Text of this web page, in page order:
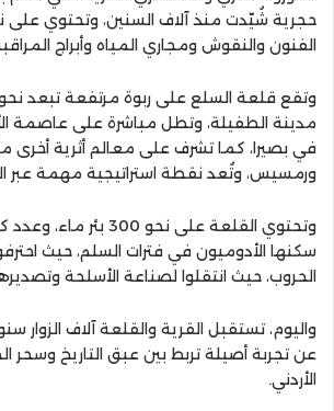
حجرية شُيّدت منذ آلاف السنين، وتحتوي على
الفنون والنقوش ومجاري المياه وأبراج
مدينة الطفيلة، وتطل مباشرة على عاصمة
في بصيرا، كما تشرف على معالم أثرية
ورمسيس، وتُعد نقطة استراتيجية مهمة عبر
وتحتوي القلعة على نحو
سكنها الأدوميون في فترات السلم، حيث
الحروب، حيث انتقلوا لصناعة الأسلحة
واليوم، تستقبل القرية والقلعة آلاف الزوار
عن تجربة أصيلة تربط بين عبق التاريخ وسحر
الأردني.